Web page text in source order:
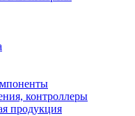
контроллеры
продукция